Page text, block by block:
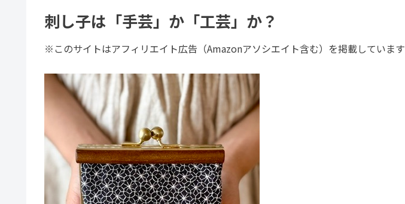
刺し子は「手芸」か「工芸」か？
※このサイトはアフィリエイト広告（Amazonアソシエイト含む）を掲載しています